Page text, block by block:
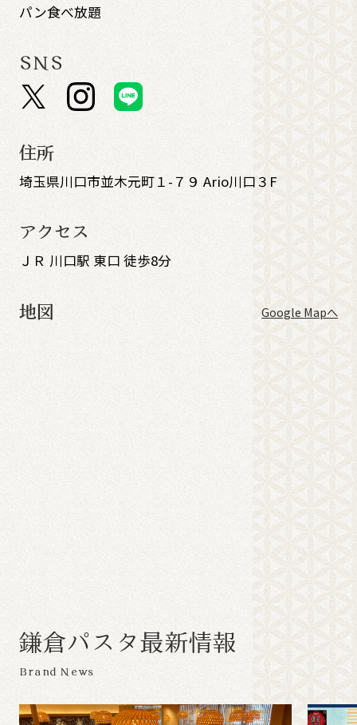
パン食べ放題
SNS
住所
埼玉県川口市並木元町１-７９ Ario川口３F
アクセス
ＪＲ 川口駅 東口 徒歩8分
地図 Google Mapへ
鎌倉パ ス タ最新情報
Brand News